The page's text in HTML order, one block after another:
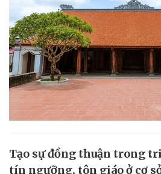
Tạo sự đồng thuận trong
tín ngưỡng, tôn giáo ở cơ